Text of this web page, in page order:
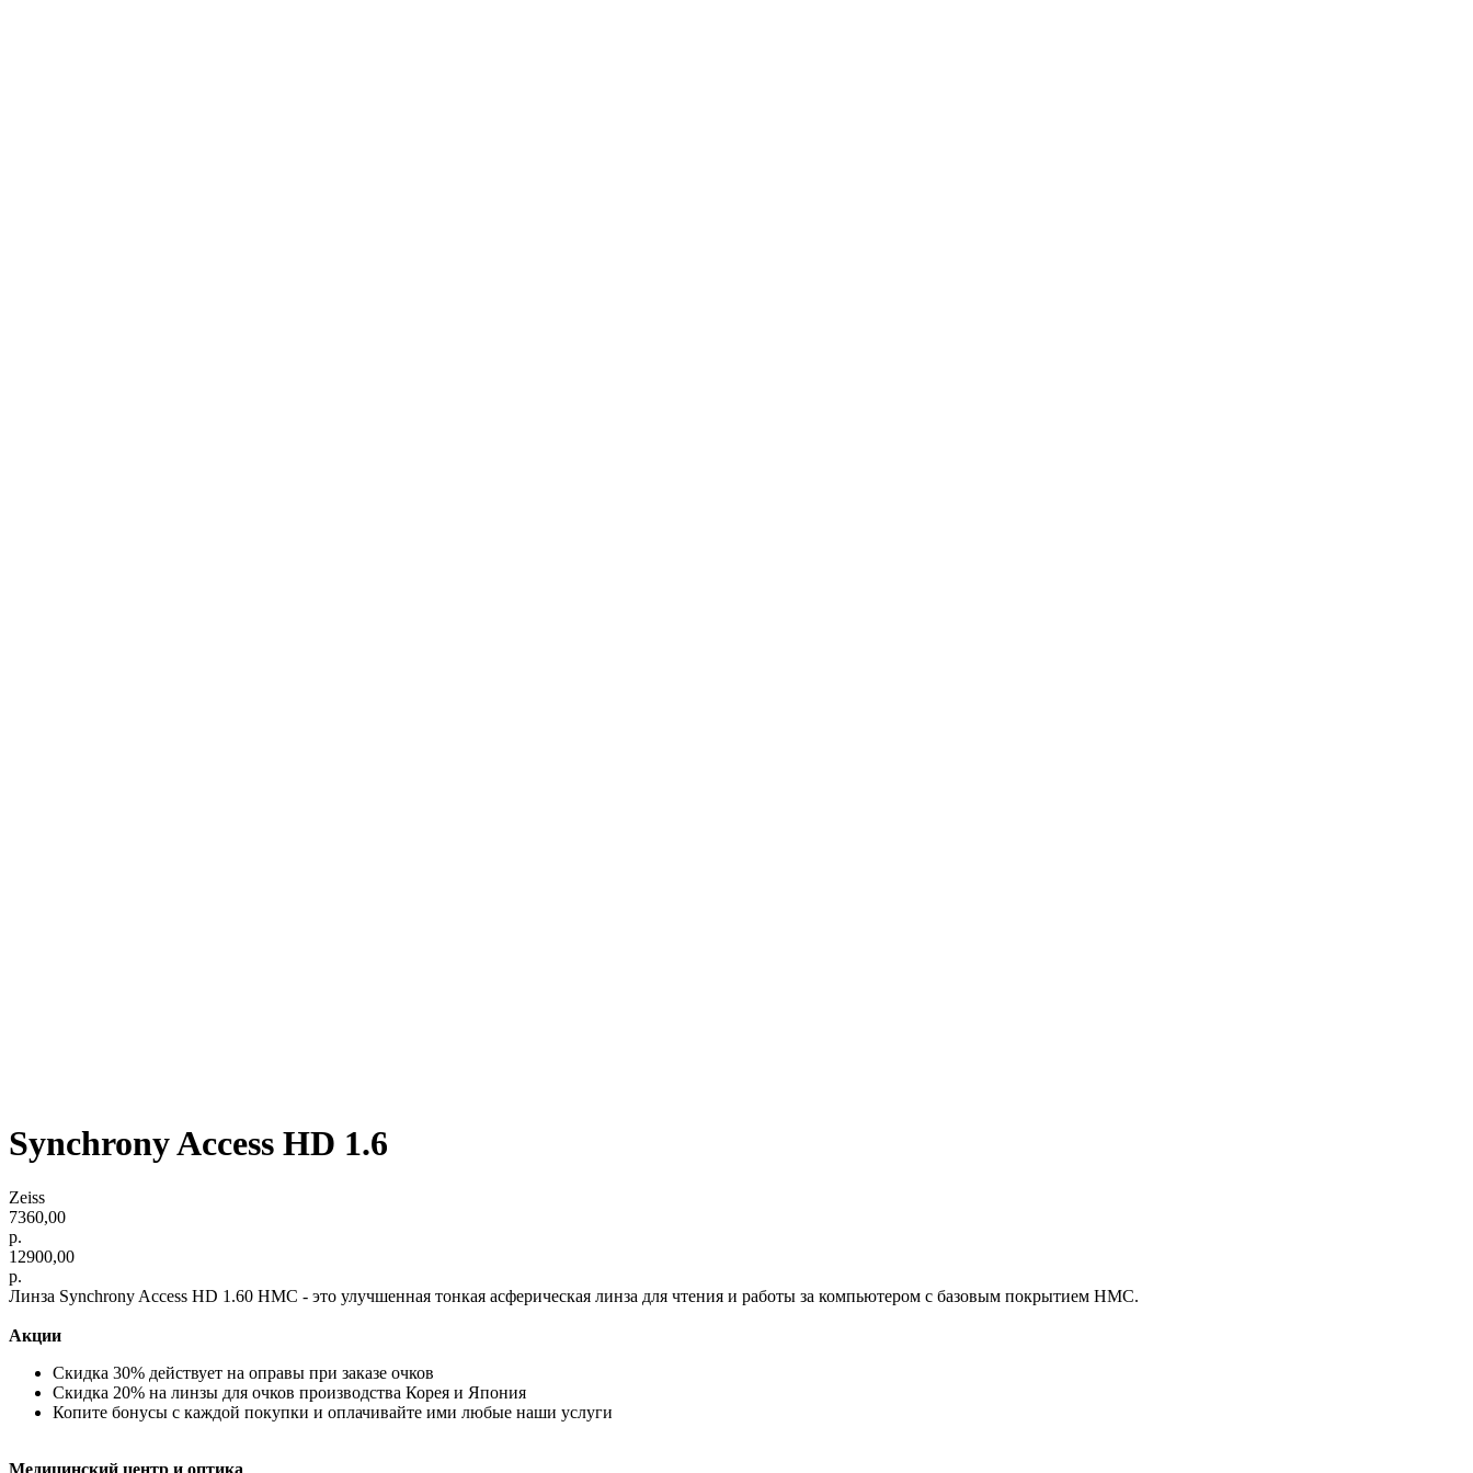
Synchrony Access HD 1.6
Zeiss
7360,00
р.
12900,00
р.
Линза Synchrony Access HD 1.60 HMC - это улучшенная тонкая асферическая линза для чтения и работы за компьютером с базовым покрытием HMC.
Акции
Скидка 30% действует на оправы при заказе очков
Скидка 20% на линзы для очков производства Корея и Япония
Копите бонусы с каждой покупки и оплачивайте ими любые наши услуги
Медицинский центр и оптика